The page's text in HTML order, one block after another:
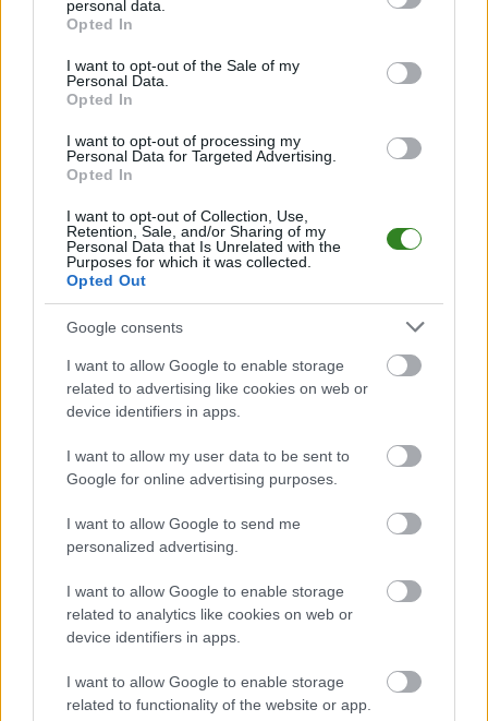
grant or deny consent to Google and its third-party tags to
use your data for below specified purposes in below Google
consent section.
personal data.
Opted In
I want to opt-out of the Sale of my
Personal Data.
Opted In
I want to opt-out of processing my
Personal Data for Targeted Advertising.
Opted In
I want to opt-out of Collection, Use,
Retention, Sale, and/or Sharing of my
Personal Data that Is Unrelated with the
Purposes for which it was collected.
Opted Out
Google consents
I want to allow Google to enable storage
related to advertising like cookies on web or
device identifiers in apps.
I want to allow my user data to be sent to
Google for online advertising purposes.
I want to allow Google to send me
personalized advertising.
I want to allow Google to enable storage
related to analytics like cookies on web or
device identifiers in apps.
I want to allow Google to enable storage
related to functionality of the website or app.
Igor Głuszko
Łukasz Kożuchowski
3
Kacper Poborca
Szymon Zieliński
3
Ksawier Kozinski
ZOBACZ WIĘCEJ (12)
Kolbuszowianka II Kolbuszowa - powiązane newsy
Plan sparingów
Kolbuszowianki II
Kolbuszowa (zima
2017-02-17 22:00
Zawodnicy rezerw Kolbuszowianki poznali przeciwników, z
którymi spotkają się przed rozpoczęciem rundy rewanżowej.
&nbsp; Drużna ta walczy w kolbuszowskiej grupie klasy B (grupa
6, podokręg Rzeszów). Jesienią zespół ten zdobył 32 punkty w
Kolbuszowianka II Kolbuszowa - wszystkie powiązane